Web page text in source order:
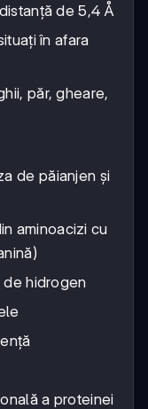
de 5,4 Å
în afara
păr, gheare,
de păianjen și
aminoacizi cu
de hidrogen
a proteinei